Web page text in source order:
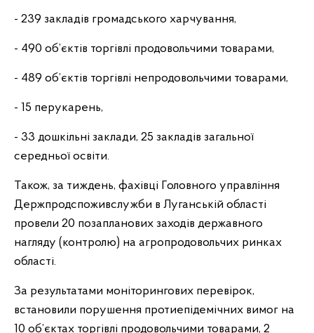
- 239 закладів громадського харчування,
- 490 об’єктів торгівлі продовольчими товарами,
- 489 об’єктів торгівлі непродовольчими товарами,
- 15 перукарень,
- 33 дошкільні заклади, 25 закладів загальної
середньої освіти.
Також, за тиждень, фахівці Головного управління
Держпродспоживслужби в Луганській області
провели 20 позапланових заходів державного
нагляду (контролю) на агропродовольчих ринках
області.
За результатами моніторингових перевірок,
встановили порушення протиепідемічних вимог на
10 об’єктах торгівлі продовольчими товарами, 2